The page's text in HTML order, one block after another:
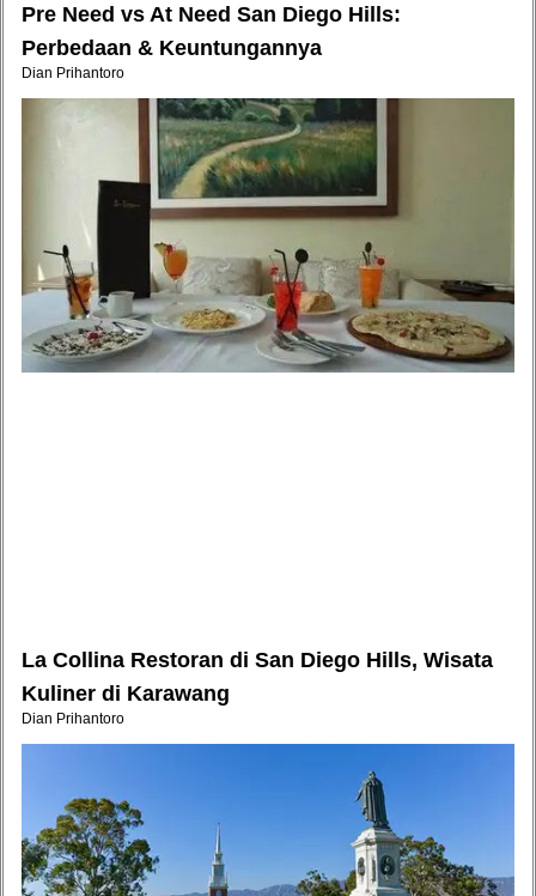
Pre Need vs At Need San Diego Hills:
Perbedaan & Keuntungannya
Dian Prihantoro
La Collina Restoran di San Diego Hills, Wisata
Kuliner di Karawang
Dian Prihantoro